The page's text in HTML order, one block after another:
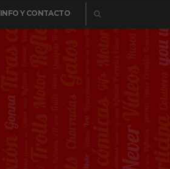
BUSCAR
INFO Y CONTACTO